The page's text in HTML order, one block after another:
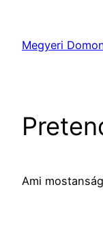
tartalomhoz
Megyeri
Ami